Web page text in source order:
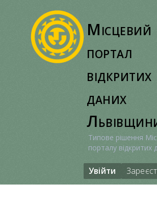
Місцевий
портал
відкритих
даних
Типове рішення
порталу відкритих
Увійти